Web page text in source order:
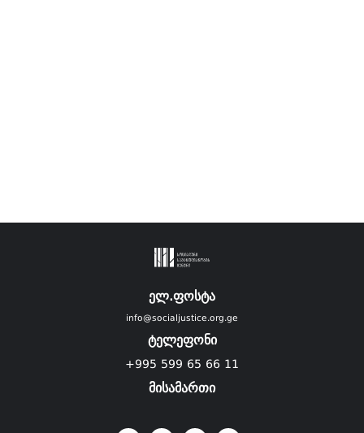
ელ.ფოსტა
info@socialjustice.org.ge
ტელეფონი
+995 599 65 66 11
მისამართი